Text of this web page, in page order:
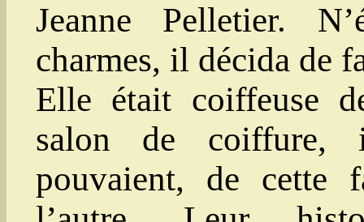
Jeanne Pelletier.
charmes, il décida de
Elle était coiffeuse
salon de coiffure,
pouvaient, de cette